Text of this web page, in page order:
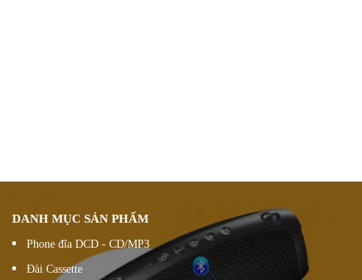
DANH MỤC SẢN PHẨM
Phone đĩa DCD - CD/MP3
Đài Cassette